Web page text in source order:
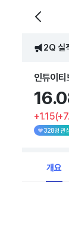
2Q 실
인튜이
16.
+1.15
328명 관
개요
The
The chart